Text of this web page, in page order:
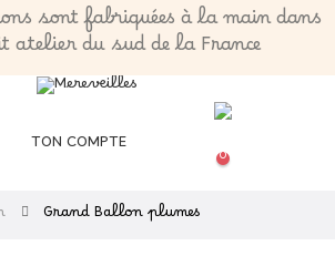
sont fabriquées à la main dans
atelier du sud de la France
TON COMPTE 0
Grand Ballon plumes